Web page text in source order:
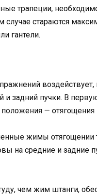
трапеции,
случае стараются
гантели.
воздействует,
и задний пучки. В
положения —
жимы отягощении
на средние и задние
чем жим штанги,